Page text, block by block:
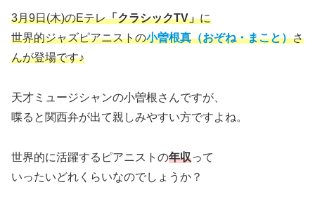
3月9日(木)のEテレ「クラシックTV」に
世界的ジャズピアニストの小曽根真（おぞね・まこと）さ
んが登場です♪
天才ミュージシャンの小曽根さんですが、
喋ると関西弁が出て親しみやすい方ですよね。
世界的に活躍するピアニストの年収って
いったいどれくらいなのでしょうか？